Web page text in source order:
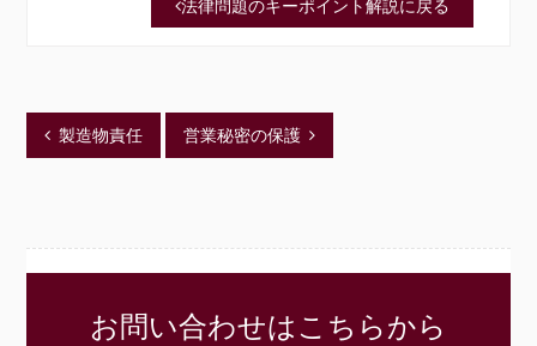
法律問題のキーポイント解説に戻る
製造物責任 営業秘密の保護
お問い合わせはこちらから